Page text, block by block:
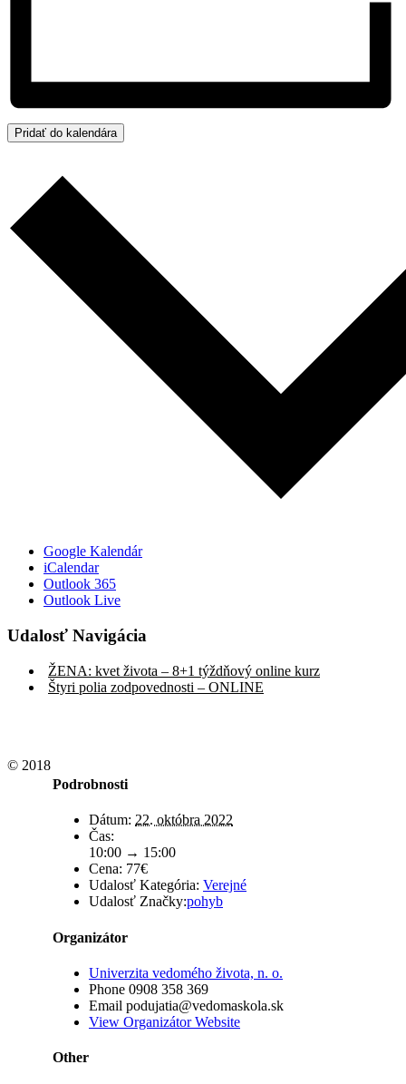
Pridať do kalendára
Google Kalendár
iCalendar
Outlook 365
Outlook Live
Udalosť Navigácia
ŽENA: kvet života – 8+1 týždňový online kurz
Štyri polia zodpovednosti – ONLINE
Podrobnosti
Dátum: 22. októbra 2022
Čas:
10:00 → 15:00
Cena: 77€
Udalosť Kategória: Verejné
Udalosť Značky:pohyb
Organizátor
Univerzita vedomého života, n. o.
Phone 0908 358 369
Email podujatia@vedomaskola.sk
View Organizátor Website
Other
© 2018